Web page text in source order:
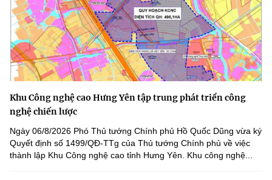
Khu Công nghệ cao Hưng Yên tập trung phát triển công
nghệ chiến lược
Ngày 06/8/2026 Phó Thủ tướng Chính phủ Hồ Quốc Dũng vừa ký
Quyết định số 1499/QĐ-TTg của Thủ tướng Chính phủ về việc
thành lập Khu Công nghệ cao tỉnh Hưng Yên. Khu công nghệ...